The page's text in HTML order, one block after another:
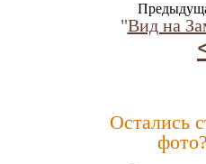
"Вид на
Остались